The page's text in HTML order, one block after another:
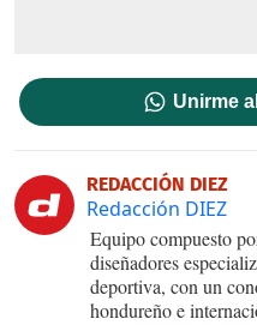
Unirme
REDACCIÓN DIEZ
Redacción DIEZ
Equipo compuesto
diseñadores
deportiva, con un
hondureño e